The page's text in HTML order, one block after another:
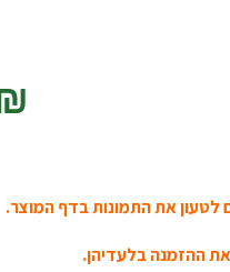
לטעון את התמונות בדף המוצר.
ההזמנה בלעדיהן.